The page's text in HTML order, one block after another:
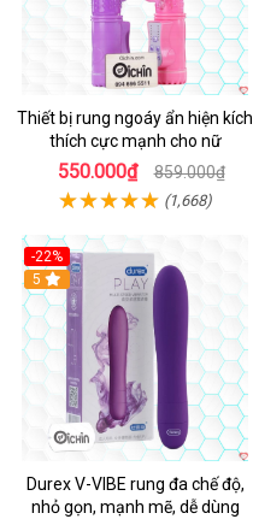
Thiết bị rung ngoáy ẩn hiện kích
thích cực mạnh cho nữ
550.000₫ 859.000₫
(1,668)
-22%
Hot
5
Durex V-VIBE rung đa chế độ,
nhỏ gọn, mạnh mẽ, dễ dùng